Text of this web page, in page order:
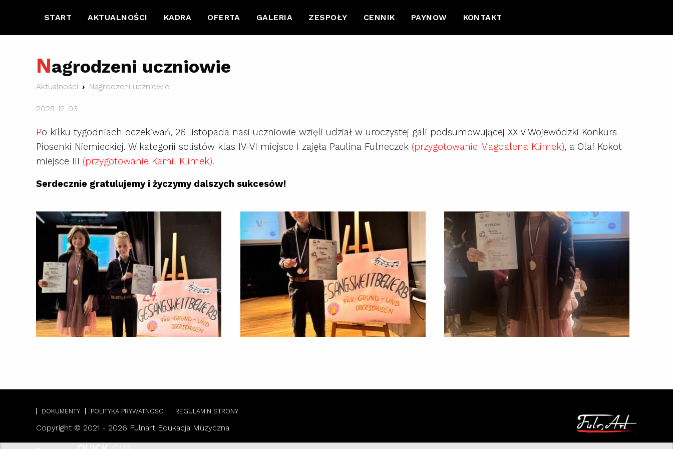
START AKTUALNOŚCI KADRA OFERTA GALERIA ZESPOŁY CENNIK PAYNOW KONTAKT
Nagrodzeni uczniowie
Aktualności Nagrodzeni uczniowie
2025-12-03
Po kilku tygodniach oczekiwań, 26 listopada nasi uczniowie wzięli udział w uroczystej gali podsumowującej XXIV Wojewódzki Konkurs
Piosenki Niemieckiej. W kategorii solistów klas IV-VI miejsce I zajęła Paulina Fulneczek (przygotowanie Magdalena Klimek), a Olaf Kokot
miejsce III (przygotowanie Kamil Klimek).
Serdecznie gratulujemy i życzymy dalszych sukcesów!
DOKUMENTY POLITYKA PRYWATNOŚCI REGULAMIN STRONY
Copyright © 2021 - 2026 Fulnart Edukacja Muzyczna